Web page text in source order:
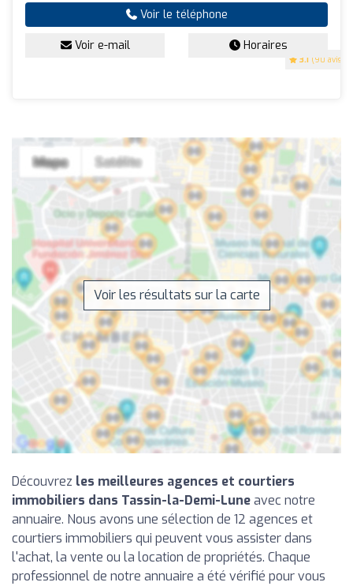
3.1 (90 avis)
Voir le téléphone
Voir e-mail Horaires
Voir les résultats sur la carte
Découvrez les meilleures agences et courtiers
immobiliers dans Tassin-la-Demi-Luneavec notre
annuaire. Nous avons une sélection de 12 agences et
courtiers immobiliers qui peuvent vous assister dans
l'achat, la vente ou la location de propriétés. Chaque
professionnel de notre annuaire a été vérifié pour vous